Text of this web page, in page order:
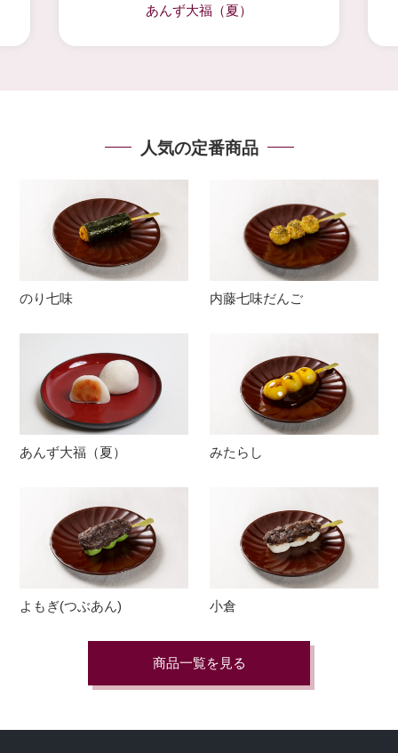
あんず大福（夏）
人気の定番商品
のり七味 内藤七味だんご
あんず大福（夏） みたらし
よもぎ(つぶあん) 小倉
商品一覧を見る